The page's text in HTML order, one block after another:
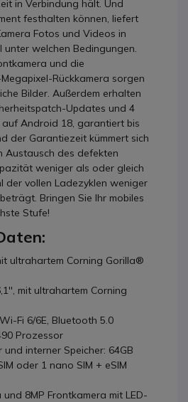
in Verbindung hält. Und
festhalten können, liefert
Fotos und Videos in
welchen Bedingungen.
und die
Rückkamera sorgen
Bilder. Außerdem erhalten
Updates und 4
Android 18, garantiert bis
der Garantiezeit kümmert sich
Austausch des defekten
weniger als oder gleich
der vollen Ladezyklen weniger
Bringen Sie Ihr mobiles
Stufe!
ultrahartem Corning Gorilla®
mit ultrahartem Corning
Fi 6/6E, Bluetooth 5.0
Prozessor
und interner Speicher: 64GB
oder 1 nano SIM + eSIM
und 8MP Frontkamera mit LED-